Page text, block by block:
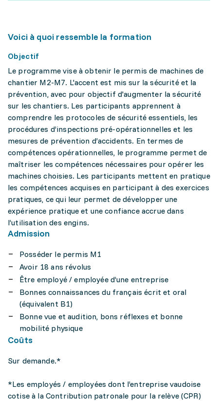
Voici à quoi ressemble la formation
Objectif
Le programme vise à obtenir le permis de machines de
chantier M2-M7. L'accent est mis sur la sécurité et la
prévention, avec pour objectif d'augmenter la sécurité
sur les chantiers. Les participants apprennent à
comprendre les protocoles de sécurité essentiels, les
procédures d’inspections pré-opérationnelles et les
mesures de prévention d’accidents. En termes de
compétences opérationnelles, le programme permet de
maîtriser les compétences nécessaires pour opérer les
machines choisies. Les participants mettent en pratique
les compétences acquises en participant à des exercices
pratiques, ce qui leur permet de développer une
expérience pratique et une confiance accrue dans
l’utilisation des engins.
Admission
Posséder le permis M1
Avoir 18 ans révolus
Être employé / employée d’une entreprise
Bonnes connaissances du français écrit et oral
(équivalent B1)
Bonne vue et audition, bons réflexes et bonne
mobilité physique
Coûts
Sur demande.*
*Les employés / employées dont l’entreprise vaudoise
cotise à la Contribution patronale pour la relève (CPR)